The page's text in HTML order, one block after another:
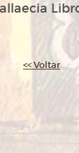
<< Voltar